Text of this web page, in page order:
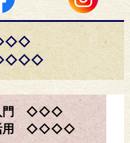
◇◇◇
◇◇◇◇
入門 ◇◇◇
活用 ◇◇◇◇